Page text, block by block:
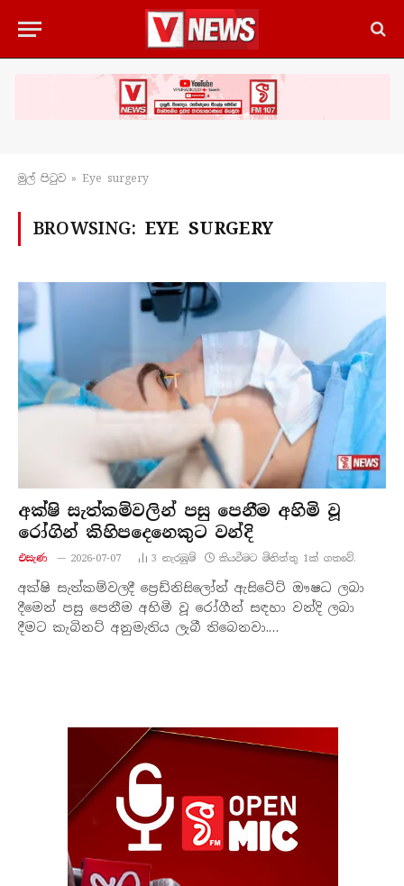
මුල් පිටු​ව » Eye surgery
BROWSING: EYE SURGERY
අක්ෂි සැත්කම්වලින් පසු පෙනීම අහිමි වූ
රෝගින් කිහිපදෙනෙකුට වන්දි
එසැණ 2026-07-07 3 නැරඹු​ම් කියවීමට මිනිත්තු 1ක් ගතවේ.
අක්ෂි සැත්කම්වලදී ප්‍රෙඩ්නිසිලෝන් ඇසිටේට් ඖෂධ ලබා
දීමෙන් පසු පෙනීම අහිමි වූ රෝගීන් සඳහා වන්දි ලබා
දීමට කැබිනට් අනුමැතිය ලැබී තිබෙනවා.…